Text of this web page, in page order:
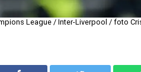
League / Inter-Liverpool / foto